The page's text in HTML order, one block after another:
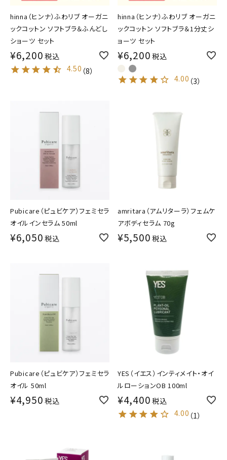
hinna（ヒンナ）ふわリブ オーガニ
ックコットン ソフトブラ＆ふんどし
ショーツ セット
¥6,200 税込
4.50 （8）
hinna（ヒンナ）ふわリブ オーガニ
ックコットン ソフトブラ＆1分丈シ
ョーツ セット
¥6,200 税込
4.00 （3）
Pubicare（ピュビケア）フェミセラ
オイルインセラム 50ml
¥6,050 税込
amritara（アムリターラ）フェムケ
アボディセラム 70g
¥5,500 税込
Pubicare（ピュビケア）フェミセラ
オイル 50ml
¥4,950 税込
YES（イエス）インティメイト・オイ
ルローションOB 100ml
¥4,400 税込
4.00 （1）